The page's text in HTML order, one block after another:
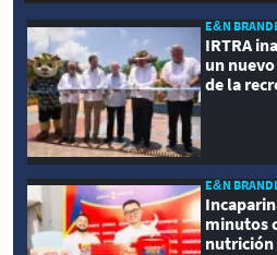
E&N
IRTRA
un
de la
E&N
minutos
nutrición